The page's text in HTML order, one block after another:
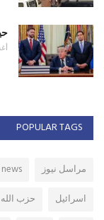
POPULAR TAGS
مراسل نيوز
اسرائيل
حزب الله